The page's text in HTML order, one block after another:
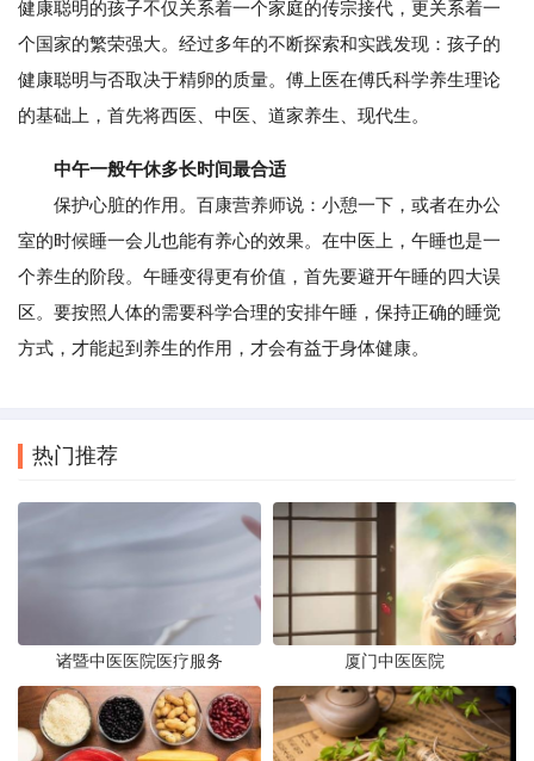
健康聪明的孩子不仅关系着一个家庭的传宗接代，更关系着一
个国家的繁荣强大。经过多年的不断探索和实践发现：孩子的
健康聪明与否取决于精卵的质量。傅上医在傅氏科学养生理论
的基础上，首先将西医、中医、道家养生、现代生。
中午一般午休多长时间最合适
保护心脏的作用。百康营养师说：小憩一下，或者在办公
室的时候睡一会儿也能有养心的效果。在中医上，午睡也是一
个养生的阶段。午睡变得更有价值，首先要避开午睡的四大误
区。要按照人体的需要科学合理的安排午睡，保持正确的睡觉
方式，才能起到养生的作用，才会有益于身体健康。
热门推荐
诸暨中医医院医疗服务 厦门中医医院